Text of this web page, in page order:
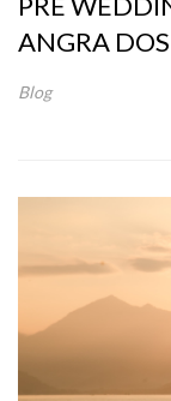
ANGRA DOS
Blog